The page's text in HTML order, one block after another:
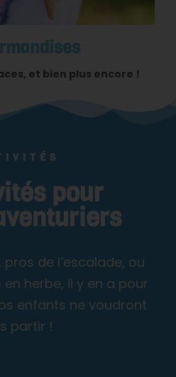
et bien plus encore !
pour
de l’escalade, ou
herbe, il y en a pour
enfants ne voudront
partir !